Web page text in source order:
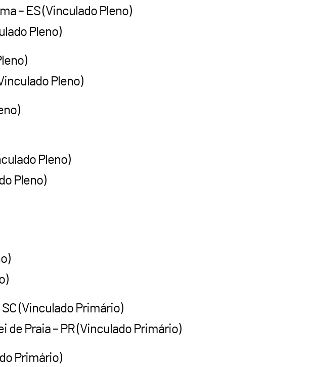
– ES (Vinculado Pleno)
Pleno)
Pleno)
Pleno)
Pleno)
(Vinculado Primário)
Praia – PR (Vinculado Primário)
Primário)